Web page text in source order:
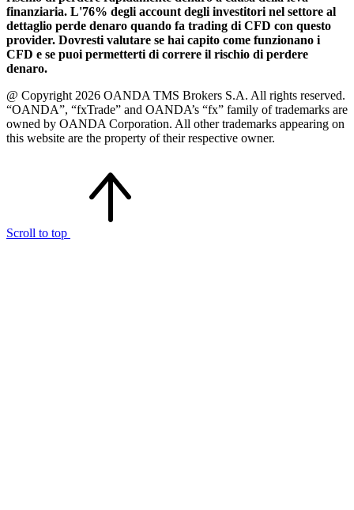
finanziaria. L'76% degli account degli investitori nel settore al
dettaglio perde denaro quando fa trading di CFD con questo
provider. Dovresti valutare se hai capito come funzionano i
CFD e se puoi permetterti di correre il rischio di perdere
denaro.
@ Copyright 2026 OANDA TMS Brokers S.A. All rights reserved.
“OANDA”, “fxTrade” and OANDA’s “fx” family of trademarks are
owned by OANDA Corporation. All other trademarks appearing on
this website are the property of their respective owner.
Scroll to top